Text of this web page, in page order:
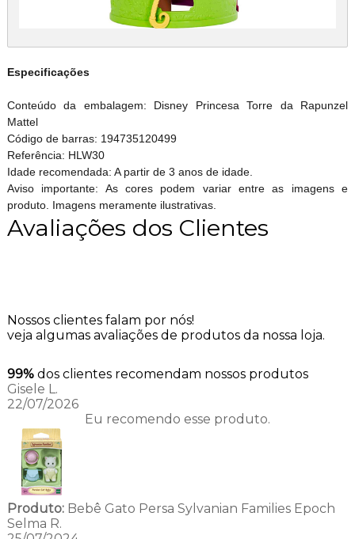
Especificações
Conteúdo da embalagem: Disney Princesa Torre da Rapunzel
Mattel
Código de barras: 194735120499
Referência: HLW30
Idade recomendada: A partir de 3 anos de idade.
Aviso importante: As cores podem variar entre as imagens e
produto. Imagens meramente ilustrativas.
Avaliações dos Clientes
Nossos clientes falam por nós!
veja algumas avaliações de produtos da nossa loja.
99% dos clientes recomendam nossos produtos
Gisele L.
22/07/2026
Eu recomendo esse produto.
Produto:Bebê Gato Persa Sylvanian Families Epoch
Selma R.